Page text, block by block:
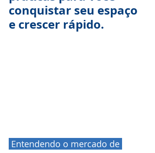
conquistar seu espaço
e crescer rápido.